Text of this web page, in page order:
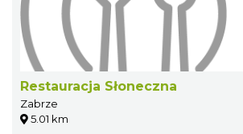
Restauracja Słoneczna
Zabrze
5.01 km